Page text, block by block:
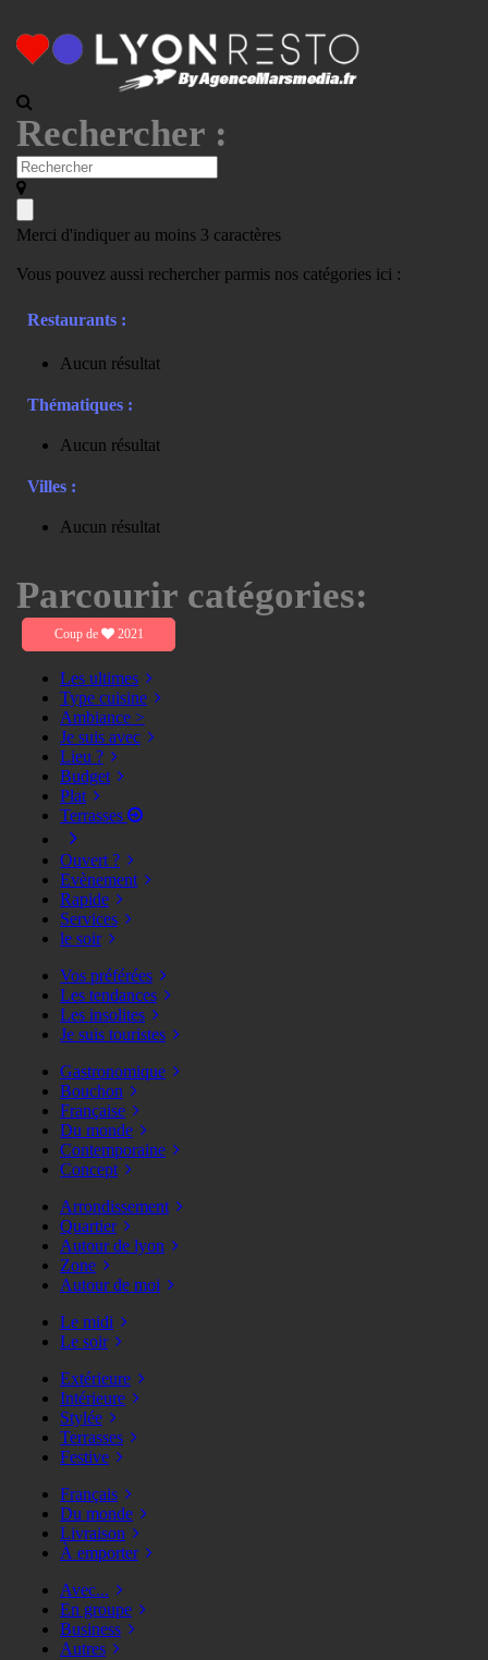
Rechercher :
Merci d'indiquer au moins 3 caractères
Vous pouvez aussi rechercher parmis nos catégories ici :
Restaurants :
Aucun résultat
Thématiques :
Aucun résultat
Villes :
Aucun résultat
Parcourir catégories:
Coup de 2021
Les ultimes
Type cuisine
Ambiance >
Je suis avec
Lieu ?
Budget
Plat
Terrasses
Ouvert ?
Evènement
Rapide
Services
le soir
Vos préférées
Les tendances
Les insolites
Je suis touristes
Gastronomique
Bouchon
Française
Du monde
Contemporaine
Concept
Arrondissement
Quartier
Autour de lyon
Zone
Autour de moi
Le midi
Le soir
Extérieure
Intérieure
Stylée
Terrasses
Festive
Français
Du monde
Livraison
À emporter
Avec...
En groupe
Business
Autres